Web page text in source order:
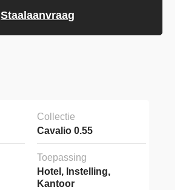
Staalaanvraag
Collectie
Cavalio 0.55
Toepassing
Hotel, Instelling,
Kantoor